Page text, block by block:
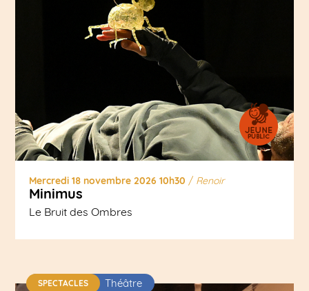
Mercredi 18 novembre 2026 10h30 / Renoir
Minimus
Le Bruit des Ombres
SPECTACLES Théâtre